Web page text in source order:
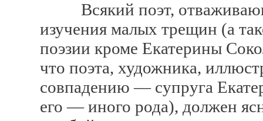
Всякий поэт,
изучения малых трещин (а
поэзии кроме Екатерины
что поэта, художника,
совпадению — супруга
его — иного рода), должен